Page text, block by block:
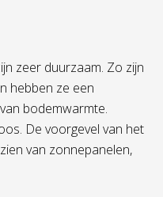
zeer duurzaam. Zo zijn
hebben ze een
bodemwarmte.
De voorgevel van het
van zonnepanelen,